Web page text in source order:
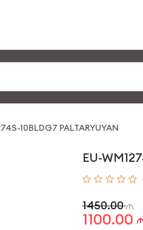
10BLDG7 PALTARYUYAN
EU-
1450.00
1100.00